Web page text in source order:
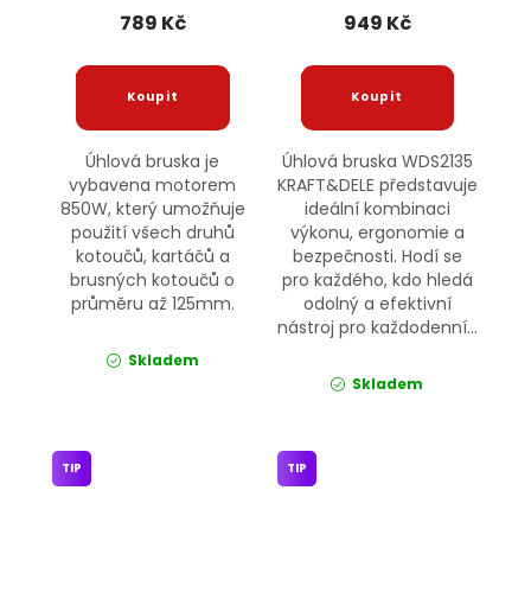
789 Kč
Úhlová bruska je
vybavena motorem
850W, který umožňuje
použití všech druhů
kotoučů, kartáčů a
brusných kotoučů o
průměru až 125mm.
Skladem
949 Kč
Úhlová bruska WDS2135
KRAFT&DELE představuje
ideální kombinaci
výkonu, ergonomie a
bezpečnosti. Hodí se
pro každého, kdo hledá
odolný a efektivní
nástroj pro každodenní...
Skladem
TIP TIP